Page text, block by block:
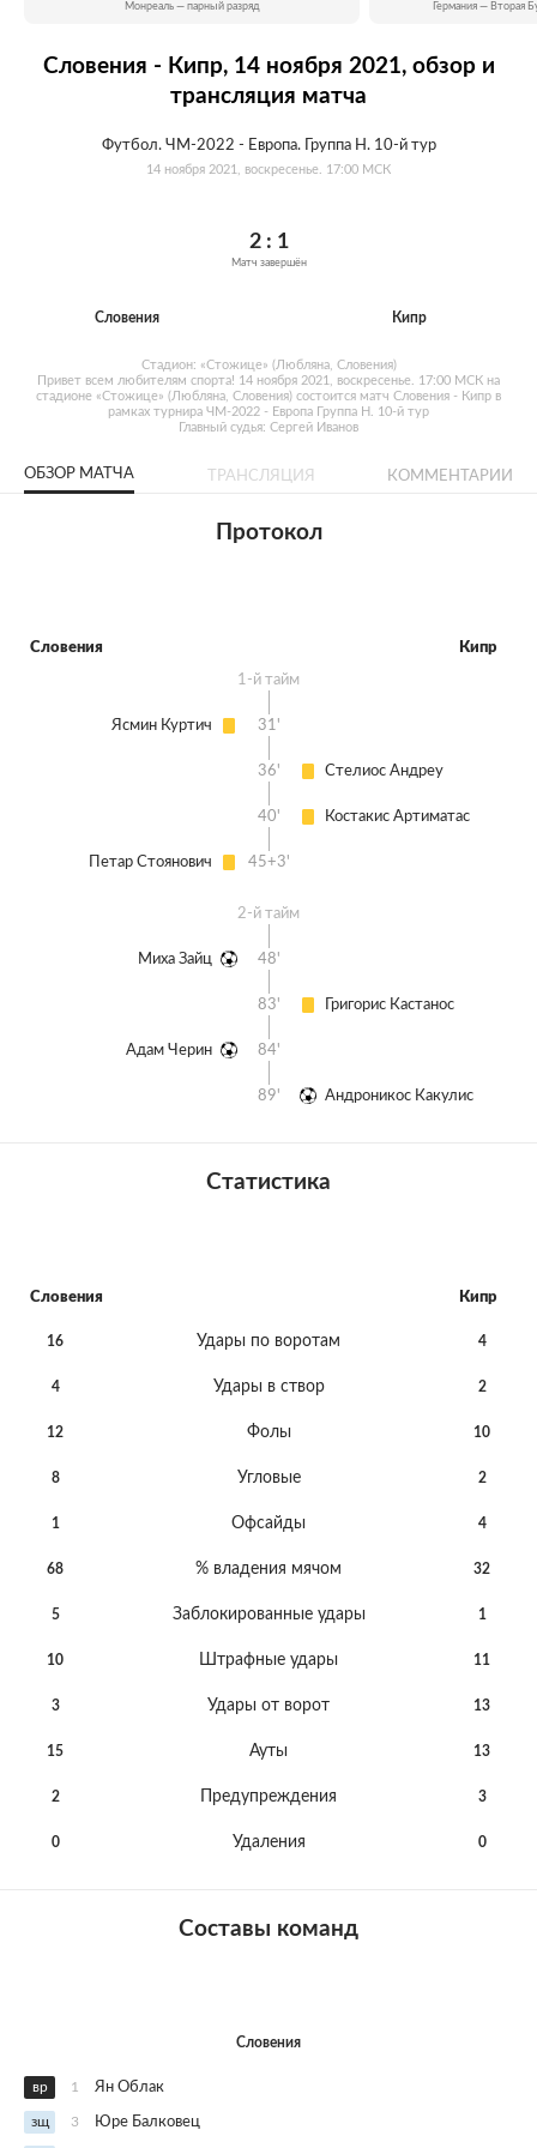
Монреаль — парный разряд Германия — Вторая
Словения - Кипр, 14 ноября 2021, обзор и
трансляция матча
Футбол. ЧМ-2022 - Европа. Группа H. 10-й тур
14 ноября 2021, воскресенье. 17:00 МСК
Словения
2 : 1
Матч завершён
Кипр
Стадион: «Стожице» (Любляна, Словения)
Привет всем любителям спорта! 14 ноября 2021, воскресенье. 17:00 МСК на
стадионе «Стожице» (Любляна, Словения) состоится матч Словения - Кипр в
рамках турнира ЧМ-2022 - Европа Группа H. 10-й тур
Главный судья: Сергей Иванов
ОБЗОР МАТЧА ТРАНСЛЯЦИЯ КОММЕНТАРИИ
Протокол
Словения Кипр
1-й тайм
Ясмин Куртич 31'
Стелиос Андреу
36'
Костакис Артиматас
40'
Петар Стоянович 45+3'
2-й тайм
Миха Зайц 48'
Григорис Кастанос
83'
Адам Черин 84'
Андроникос Какулис
89'
Статистика
Словения Кипр
16 Удары по воротам 4
4 Удары в створ 2
12 Фолы 10
8 Угловые 2
1 Офсайды 4
68 % владения мячом 32
5 Заблокированные удары 1
10 Штрафные удары 11
3 Удары от ворот 13
15 Ауты 13
2 Предупреждения 3
0 Удаления 0
Составы команд
Словения
вр 1 Ян Облак
зщ 3 Юре Балковец